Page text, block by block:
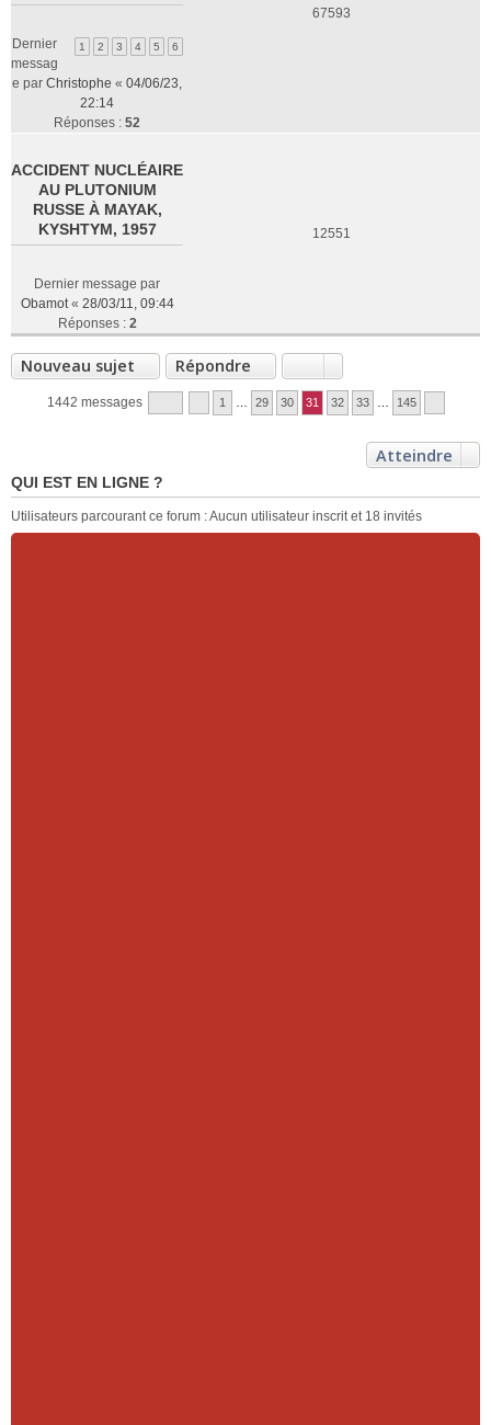
1 2 3 4 5 6
Dernier
messag
e par Christophe « 04/06/23,
22:14
Réponses : 52
67593
ACCIDENT NUCLÉAIRE
AU PLUTONIUM
RUSSE À MAYAK,
KYSHTYM, 1957
Dernier message par
Obamot« 28/03/11, 09:44
Réponses : 2
12551
Nouveau sujet Répondre
1442 messages 1 29 30 31 32 33 145
Atteindre
QUI EST EN LIGNE ?
Utilisateurs parcourant ce forum : Aucun utilisateur inscrit et 18 invités